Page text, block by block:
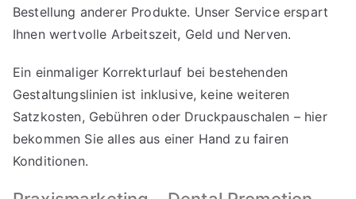
Bestellung anderer Produkte. Unser Service erspart
Ihnen wertvolle Arbeitszeit, Geld und Nerven.
Ein einmaliger Korrekturlauf bei bestehenden
Gestaltungslinien ist inklusive, keine weiteren
Satzkosten, Gebühren oder Druckpauschalen – hier
bekommen Sie alles aus einer Hand zu fairen
Konditionen.